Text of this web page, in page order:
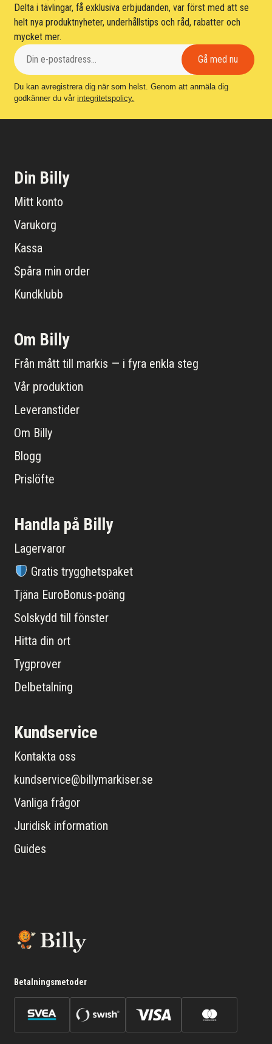
Delta i tävlingar, få exklusiva erbjudanden, var först med att se
helt nya produktnyheter, underhållstips och råd, rabatter och
mycket mer.
Du kan avregistrera dig när som helst. Genom att anmäla dig
godkänner du vårintegritetspolicy.
Din Billy
Mitt konto
Varukorg
Kassa
Spåra min order
Kundklubb
Om Billy
Från mått till markis — i fyra enkla steg
Vår produktion
Leveranstider
Om Billy
Blogg
Prislöfte
Handla på Billy
Lagervaror
Gratis trygghetspaket
Tjäna EuroBonus-poäng
Solskydd till fönster
Hitta din ort
Tygprover
Delbetalning
Kundservice
Kontakta oss
kundservice@billymarkiser.se
Vanliga frågor
Juridisk information
Guides
Betalningsmetoder